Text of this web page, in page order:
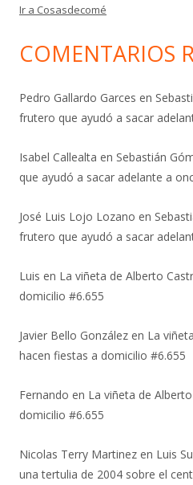
Ir a Cosasdecomé
COMENTARIOS
Pedro Gallardo Garces en
frutero que ayudó a sacar
Isabel Callealta en Sebastián
que ayudó a sacar adelante a
José Luis Lojo Lozano en
frutero que ayudó a sacar
Luis en La viñeta de Alberto
domicilio #6.655
Javier Bello González en La
hacen fiestas a domicilio #6.655
Fernando en La viñeta de
domicilio #6.655
Nicolas Terry Martinez en Luis
una tertulia de 2004 sobre el